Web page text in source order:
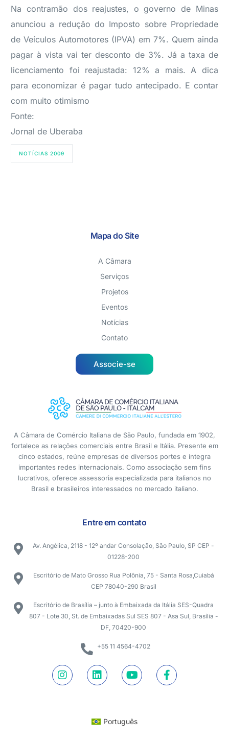
Na contramão dos reajustes, o governo de Minas
anunciou a redução do Imposto sobre Propriedade
de Veículos Automotores (IPVA) em 7%. Quem ainda
pagar à vista vai ter desconto de 3%. Já a taxa de
licenciamento foi reajustada: 12% a mais. A dica
para economizar é pagar tudo antecipado. E contar
com muito otimismo
Fonte:
Jornal de Uberaba
NOTÍCIAS 2009
Mapa do Site
A Câmara
Serviços
Projetos
Eventos
Notícias
Contato
Associe-se
A Câmara de Comércio Italiana de São Paulo, fundada em 1902,
fortalece as relações comerciais entre Brasil e Itália. Presente em
cinco estados, reúne empresas de diversos portes e integra
importantes redes internacionais. Como associação sem fins
lucrativos, oferece assessoria especializada para italianos no
Brasil e brasileiros interessados no mercado italiano.
Entre em contato
Av. Angélica, 2118 - 12º andar Consolação, São Paulo, SP CEP -
01228-200
Escritório de Mato Grosso Rua Polônia, 75 - Santa Rosa,Cuiabá
CEP 78040-290 Brasil
Escritório de Brasília – junto à Embaixada da Itália SES-Quadra
807 - Lote 30, St. de Embaixadas Sul SES 807 - Asa Sul, Brasília -
DF, 70420-900
+55 11 4564-4702
Português